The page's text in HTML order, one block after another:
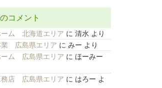
コメント
ーム 北海道エリア に 清水 より
業 広島県エリア に みー より
ーム 広島県エリア に ほーみー
務店 広島県エリア に はろー よ